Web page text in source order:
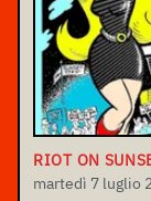
RIOT ON
martedì 7 luglio